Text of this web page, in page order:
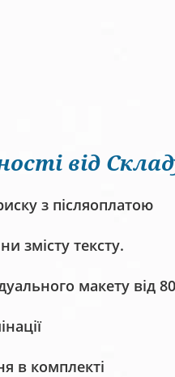
від
з післяоплатою
змісту тексту.
макету від
в комплекті